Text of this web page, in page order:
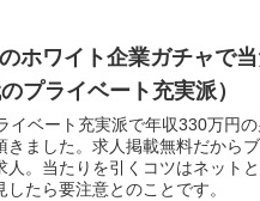
ホワイト企業ガチャで
プライベート充実派）
イベート充実派で年収330万円
きました。求人掲載無料だから
人。当たりを引くコツはネット
したら要注意とのことです。